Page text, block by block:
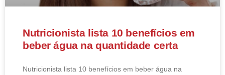
Nutricionista lista 10 benefícios em
beber água na quantidade certa
Nutricionista lista 10 benefícios em beber água na